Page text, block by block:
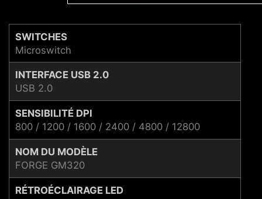
SWITCHES
Microswitch
INTERFACE USB 2.0
USB 2.0
SENSIBILITÉ DPI
800 / 1200 / 1600 / 2400 / 4800 / 12800
NOM DU MODÈLE
FORGE GM320
RÉTROÉCLAIRAGE LED